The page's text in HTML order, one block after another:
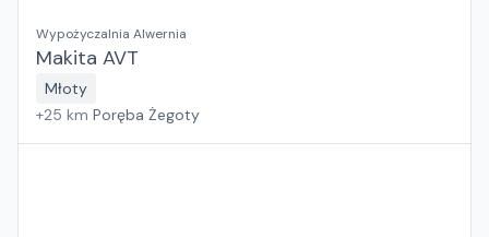
Wypożyczalnia Alwernia
Makita AVT
Młoty
+25 km Poręba Żegoty